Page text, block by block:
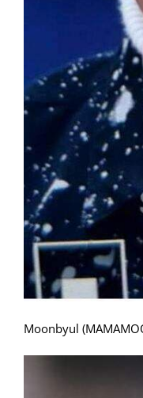
Moonbyul